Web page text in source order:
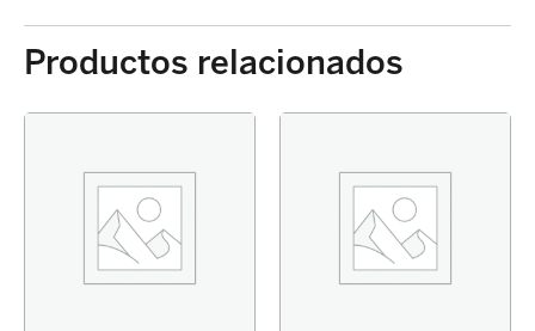
Productos relacionados